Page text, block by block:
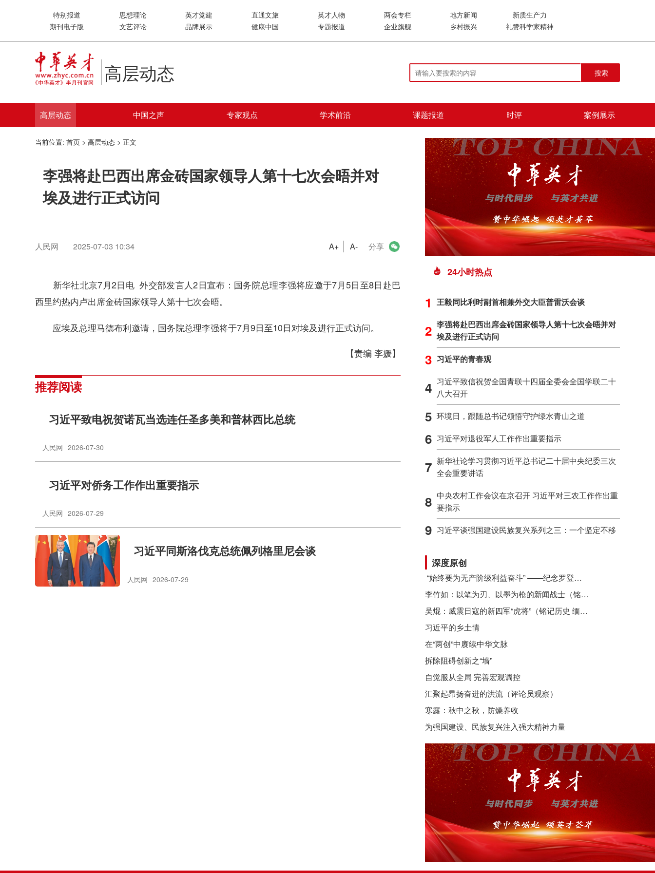
特别报道 思想理论 英才党建 直通文旅 英才人物 两会专栏 地方新闻
新质生产力
期刊电子版
文艺评论 品牌展示 健康中国 专题报道 企业旗舰 乡村振兴 礼赞科学家精神
高层动态 搜索
高层动态 中国之声 专家观点 学术前沿 课题报道 时评 案例展示
当前位置: 首页 > 高层动态 > 正文
李强将赴巴西出席金砖国家领导人第十七次会晤并对
埃及进行正式访问
人民网 2025-07-03 10:34 A+ A- 分享
新华社北京7月2日电 外交部发言人2日宣布：国务院总理李强将应邀于7月5日至8日赴巴
西里约热内卢出席金砖国家领导人第十七次会晤。
应埃及总理马德布利邀请，国务院总理李强将于7月9日至10日对埃及进行正式访问。
【责编 李媛】
推荐阅读
习近平致电祝贺诺瓦当选连任圣多美和普林西比总统
人民网 2026-07-30
习近平对侨务工作作出重要指示
人民网 2026-07-29
习近平同斯洛伐克总统佩列格里尼会谈
人民网 2026-07-29
24小时热点
1 王毅同比利时副首相兼外交大臣普雷沃会谈
2 李强将赴巴西出席金砖国家领导人第十七次会晤并对
埃及进行正式访问
3 习近平的青春观
4 习近平致信祝贺全国青联十四届全委会全国学联二十
八大召开
5 环境日，跟随总书记领悟守护绿水青山之道
6 习近平对退役军人工作作出重要指示
7 新华社论学习贯彻习近平总书记二十届中央纪委三次
全会重要讲话
8 中央农村工作会议在京召开 习近平对三农工作作出重
要指示
9 习近平谈强国建设民族复兴系列之三：一个坚定不移
深度原创
​ “始终要为无产阶级利益奋斗” ——纪念罗登贤同志诞辰120周年
李竹如：以笔为刃、以墨为枪的新闻战士（铭记历史 缅怀先烈·抗日英雄）
吴焜：威震日寇的新四军“虎将”（铭记历史 缅怀先烈·抗日英雄）
习近平的乡土情
在“两创”中赓续中华文脉
拆除阻碍创新之“墙”
自觉服从全局 完善宏观调控
汇聚起昂扬奋进的洪流（评论员观察）
寒露：秋中之秋，防燥养收
为强国建设、民族复兴注入强大精神力量